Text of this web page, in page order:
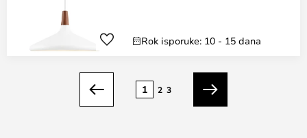
Rok isporuke: 10 - 15 dana
Prethodno
1 2 3
Sljedeći